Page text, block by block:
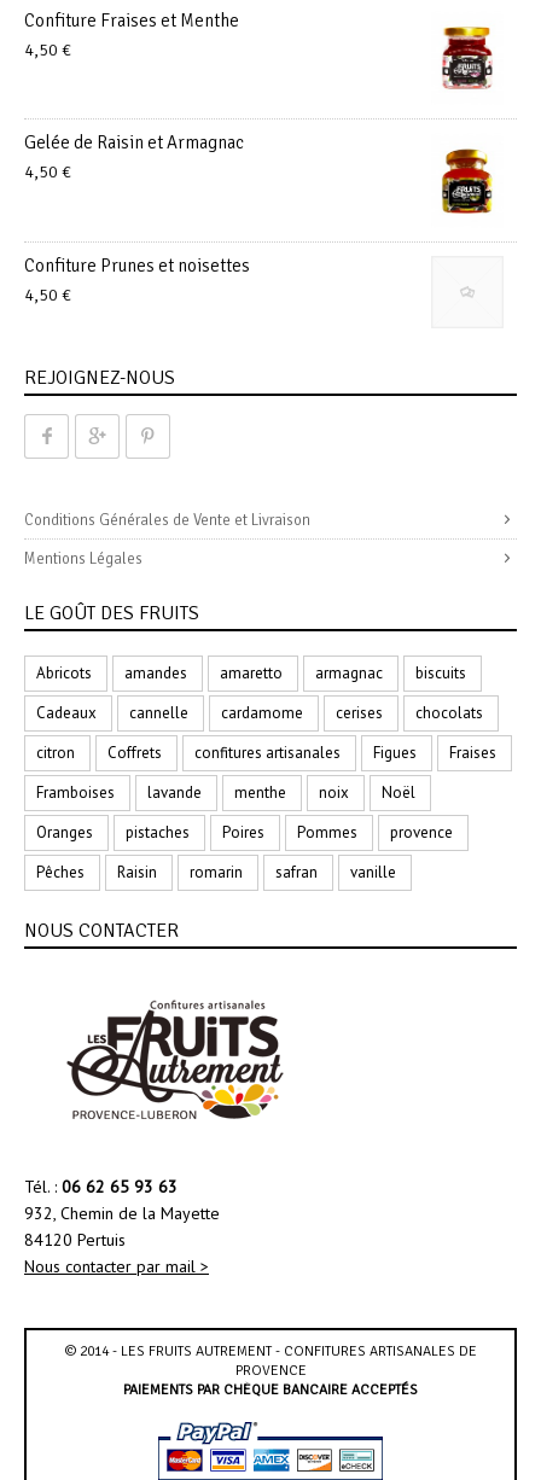
Confiture Fraises et Menthe
4,50 €
Gelée de Raisin et Armagnac
4,50 €
Confiture Prunes et noisettes
4,50 €
REJOIGNEZ-NOUS
Conditions Générales de Vente et Livraison
Mentions Légales
LE GOÛT DES FRUITS
Abricots amandes amaretto armagnac
biscuits
Cadeaux
cannelle cardamome cerises
chocolats
citron
Coffrets confitures artisanales Figues
Fraises
Framboises
lavande menthe noix
Noël
Oranges
pistaches Poires Pommes
provence
Pêches
Raisin romarin safran vanille
NOUS CONTACTER
Tél. : 06 62 65 93 63
932, Chemin de la Mayette
84120 Pertuis
Nous contacter par mail >
© 2014 - LES FRUITS AUTREMENT - CONFITURES ARTISANALES DE
PROVENCE
PAIEMENTS PAR CHÈQUE BANCAIRE ACCEPTÉS